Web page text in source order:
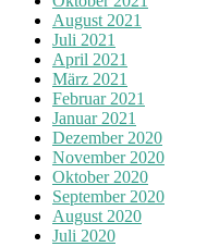
August 2021
Juli 2021
April 2021
März 2021
Februar 2021
Januar 2021
Dezember 2020
November 2020
Oktober 2020
September 2020
August 2020
Juli 2020